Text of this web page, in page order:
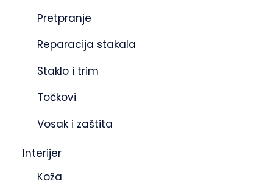
Pretpranje
Reparacija stakala
Staklo i trim
Točkovi
Vosak i zaštita
Interijer
Koža